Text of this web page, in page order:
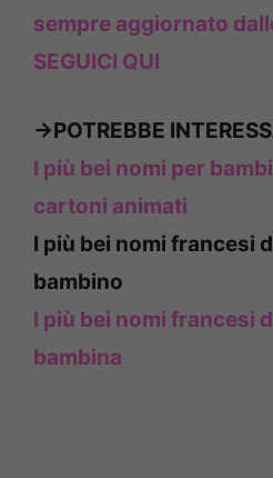
sempre aggiornato
SEGUICI QUI
->POTREBBE
I più bei nomi per
cartoni animati
I più bei nomi francesi
bambino
I più bei nomi francesi
bambina